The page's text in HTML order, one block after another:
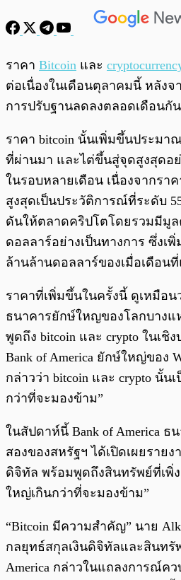
ราคา Bitcoin และ
ต่อเนื่องในเดือนตุลาคมนี้ หลังจ
การปรับฐานลดลงตลอดเดือนกั
ราคา bitcoin นั้นเพิ่มขึ้นประมา
ที่ผ่านมา และไต่ขึ้นสู่จุดสูงสุดอ
ในรอบหลายเดือน เนื่องจากรา
สูงสุดเป็นประวัติการณ์ที่ระดับ
ดันให้ตลาดคริปโตโดยรวมมีมู
ดอลลาร์อย่างเป็นทางการ ซึ่งเ
ล้านล้านดอลลาร์ของเมื่อเดือน
ราคาที่เพิ่มขึ้นในครั้งนี้ ดูเหมือน
ธนาคารยักษ์ใหญของโลกบางแ
พูดถึง bitcoin และ crypto ในเชิ
Bank of America ยักษ์ใหญ่ของ
กล่าวว่า bitcoin และ crypto นั้น
กว่าที่จะมองข้าม”
ในสัปดาห์นี้ Bank of America
สองของสหรัฐฯ ได้เปิดเผยราย
ดิจิทัล พร้อมพูดถึงสินทรัพย์ที่เพิ่ง
ใหญ่เกินกว่าที่จะมองข้าม”
“Bitcoin มีความสำคัญ” นาย
กลยุทธ์สกุลเงินดิจิทัลและสินทรั
America กล่าวในแถลงการณ์ค